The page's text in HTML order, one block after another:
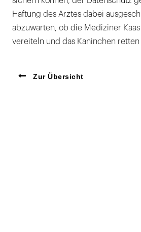
Haftung des Arztes dabei
abzuwarten, ob die Mediziner
vereiteln und das Kaninchen retten
Zur Übersicht